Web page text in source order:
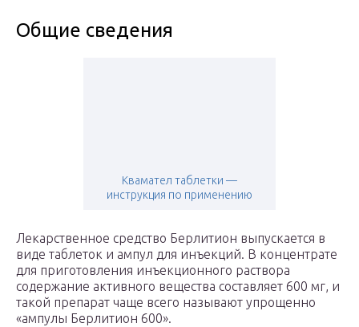
Общие сведения
Квамател таблетки —
инструкция по применению
Лекарственное средство Берлитион выпускается в
виде таблеток и ампул для инъекций. В концентрате
для приготовления инъекционного раствора
содержание активного вещества составляет 600 мг, и
такой препарат чаще всего называют упрощенно
«ампулы Берлитион 600».